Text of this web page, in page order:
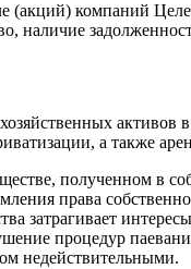
(акций) компаний
наличие
активов
а также
полученном в
права
затрагивает
процедур
недействительными.